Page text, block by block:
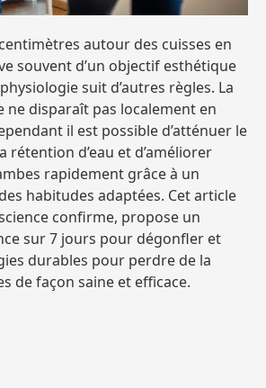
autour des cuisses en
souvent d’un objectif esthétique
suit d’autres règles. La
ne disparaît pas localement en
il est possible d’atténuer le
rétention d’eau et d’améliorer
rapidement grâce à un
habitudes adaptées. Cet article
confirme, propose un
sur 7 jours pour dégonfler et
durables pour perdre de la
de façon saine et efficace.